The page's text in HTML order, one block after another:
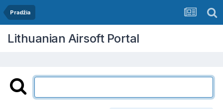
Pradžia
Lithuanian Airsoft Portal